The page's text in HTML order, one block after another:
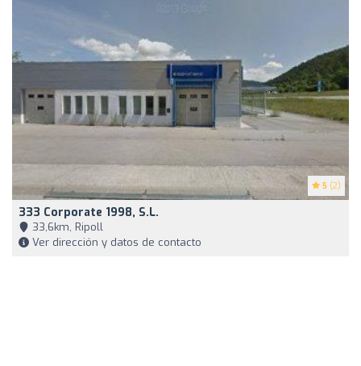
5 (2)
333 Corporate 1998, S.L.
33,6km, Ripoll
Ver dirección y datos de contacto